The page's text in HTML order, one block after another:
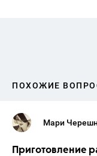
ПОХОЖИЕ
Мари
Приготовление